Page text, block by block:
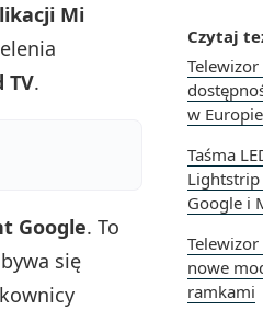
Czytaj
w Europie
Taśma
Lightstrip
Google i
nowe
ramkami
Mi
TV.
Google. To
się